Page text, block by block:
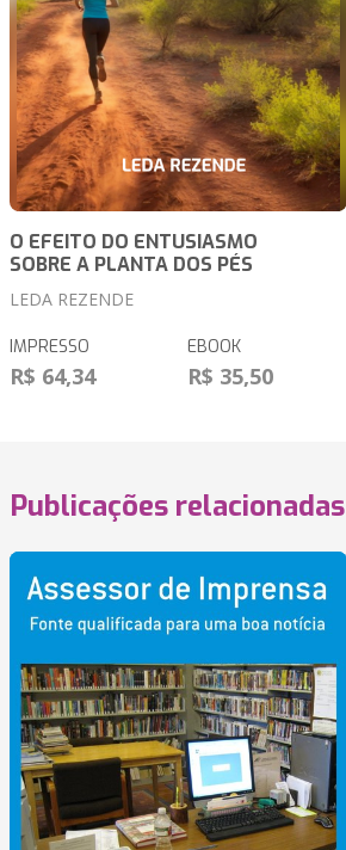
O EFEITO DO ENTUSIASMO
SOBRE A PLANTA DOS PÉS
LEDA REZENDE
IMPRESSO
R$ 64,34
EBOOK
R$ 35,50
Publicações relacionadas